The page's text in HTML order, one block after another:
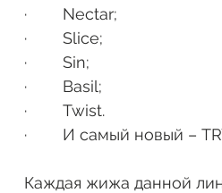
·        Nectar;
·        Slice;
·        Sin;
·        Basil;
·        Twist.
·        И самый новый –
Каждая жижа данной